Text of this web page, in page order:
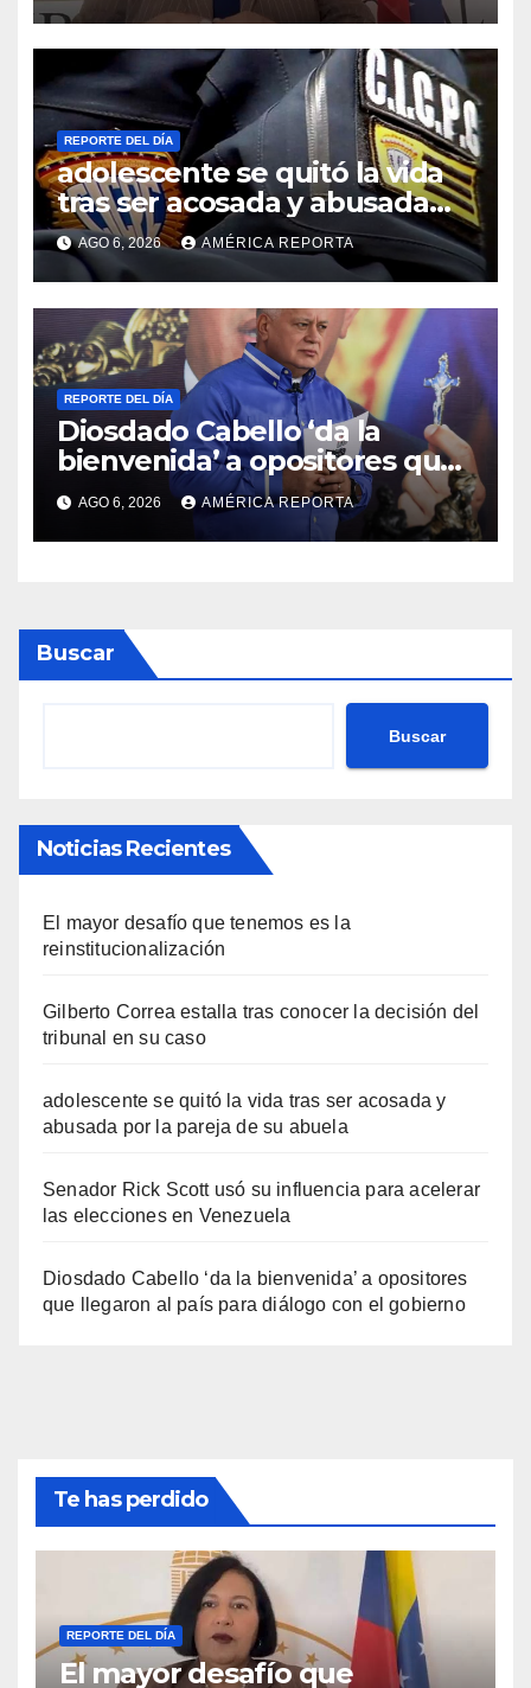
REPORTE DEL DÍA
adolescente se quitó la vida
tras ser acosada y abusada
por la pareja de su abuela
AGO 6, 2026 AMÉRICA REPORTA
REPORTE DEL DÍA
Diosdado Cabello ‘da la
bienvenida’ a opositores que
llegaron al país para diálogo
con el gobierno
AGO 6, 2026 AMÉRICA REPORTA
Buscar
Buscar
Noticias Recientes
El mayor desafío que tenemos es la
reinstitucionalización
Gilberto Correa estalla tras conocer la decisión del
tribunal en su caso
adolescente se quitó la vida tras ser acosada y
abusada por la pareja de su abuela
Senador Rick Scott usó su influencia para acelerar
las elecciones en Venezuela
Diosdado Cabello ‘da la bienvenida’ a opositores
que llegaron al país para diálogo con el gobierno
Te has perdido
REPORTE DEL DÍA
El mayor desafío que